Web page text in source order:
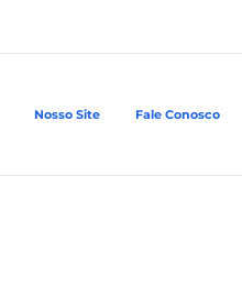
Nosso Site Fale Conosco